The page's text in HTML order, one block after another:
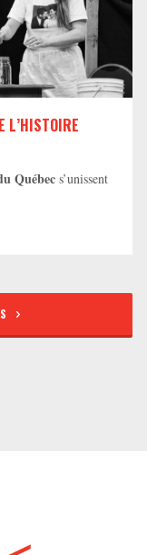
L’HISTOIRE
Québec s’unissent